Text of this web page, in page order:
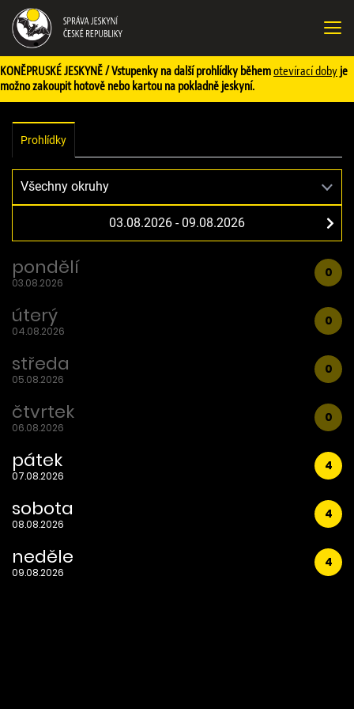
KONĚPRUSKÉ JESKYNĚ / Vstupenky na další prohlídky běhemotevírací doby je
možno zakoupit hotově nebo kartou na pokladně jeskyní.
Prohlídky
pondělí
03.08.2026
0
úterý
04.08.2026
0
středa
05.08.2026
0
čtvrtek
06.08.2026
0
pátek
07.08.2026
4
sobota
08.08.2026
4
neděle
09.08.2026
4